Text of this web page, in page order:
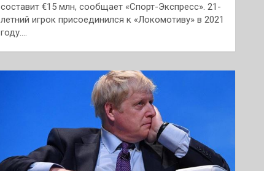
составит €15 млн, сообщает «Спорт-Экспресс». 21-
летний игрок присоединился к «Локомотиву» в 2021
году.…